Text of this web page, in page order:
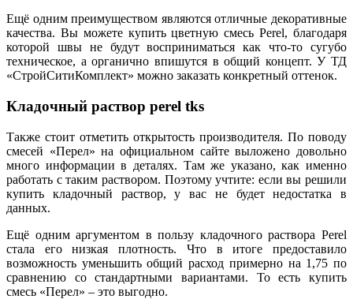
Ещё одним преимуществом являются отличные декоративные
качества. Вы можете купить цветную смесь Perel, благодаря
которой швы не будут восприниматься как что-то сугубо
техническое, а органично впишутся в общий концепт. У ТД
«СтройСитиКомплект» можно заказать конкретный оттенок.
Кладочный раствор perel tks
Также стоит отметить открытость производителя. По поводу
смесей «Перел» на официальном сайте выложено довольно
много информации в деталях. Там же указано, как именно
работать с таким раствором. Поэтому учтите: если вы решили
купить кладочный раствор, у вас не будет недостатка в
данных.
Ещё одним аргументом в пользу кладочного раствора Perel
стала его низкая плотность. Что в итоге предоставило
возможность уменьшить общий расход примерно на 1,75 по
сравнению со стандартными вариантами. То есть купить
смесь «Перел» – это выгодно.